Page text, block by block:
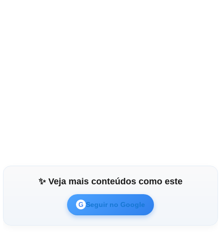
✨ Veja mais conteúdos como este
G Seguir no Google